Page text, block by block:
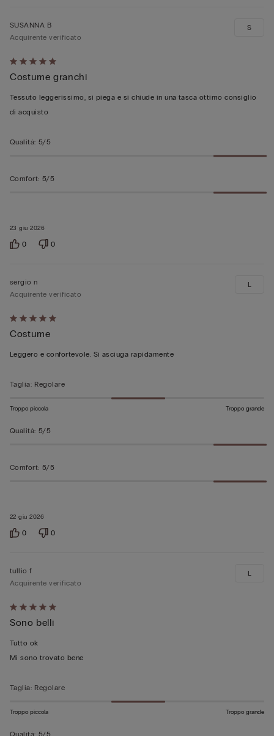
Valutato
5
su
5
23 giu 2026
SUSANNA B
Acquirente verificato
Costume granchi
Tessuto leggerissimo, si piega e si chiude in una tasca ottimo consiglio
di acquisto
S
Qualità: 5/5
Comfort: 5/5
0 0
Valutato
5
su
22 giu 2026
sergio n
Acquirente verificato
Costume
Leggero e confortevole. Si asciuga rapidamente
L
Taglia: Regolare
Troppo piccola Troppo grande
Qualità: 5/5
Comfort: 5/5
0 0
Valutato
5
su
5
tullio f
Acquirente verificato
Sono belli
Tutto ok
Mi sono trovato bene
L
Taglia: Regolare
Troppo piccola Troppo grande
Qualità: 5/5